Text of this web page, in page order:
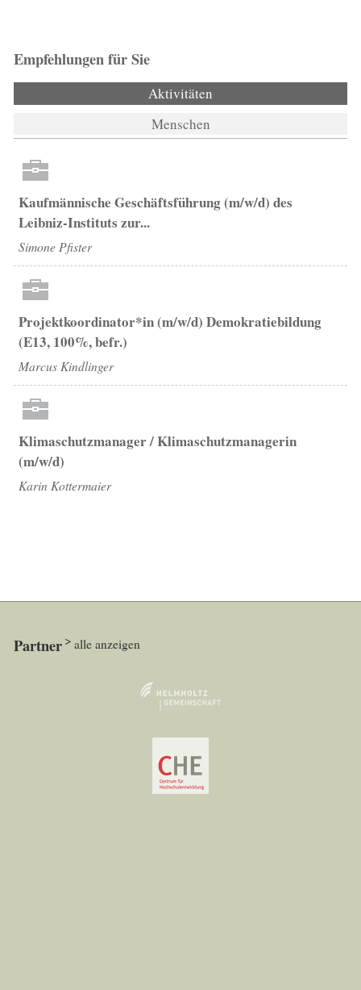
Empfehlungen für Sie
Aktivitäten
Menschen
Kaufmännische Geschäftsführung (m/w/d) des
Leibniz-Instituts zur...
Simone Pfister
Projektkoordinator*in (m/w/d) Demokratiebildung
(E13, 100%, befr.)
Marcus Kindlinger
Klimaschutzmanager / Klimaschutzmanagerin
(m/w/d)
Karin Kottermaier
Partner alle anzeigen